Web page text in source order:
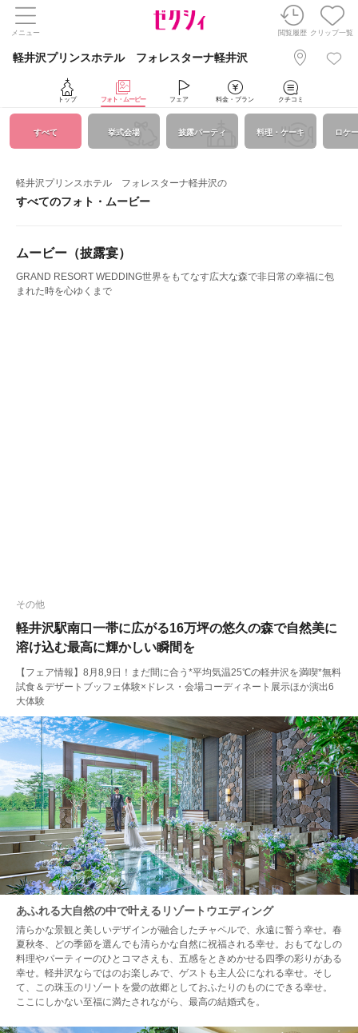
メニュー 閲覧履歴 クリップ一覧
軽井沢プリンスホテル フォレスターナ軽井沢
トップ フォト・ムービー フェア 料金・プラン クチコミ
すべて 挙式会場 披露パーティ 料理・ケーキ ロケ
軽井沢プリンスホテル フォレスターナ軽井沢の
すべてのフォト・ムービー
ムービー（披露宴）
GRAND RESORT WEDDING世界をもてなす広大な森で非日常の幸福に包
まれた時を心ゆくまで
軽井沢駅南口一帯に広がる16万坪の悠久の森で自然美に
溶け込む最高に輝かしい瞬間を
【フェア情報】8月8,9日！まだ間に合う*平均気温25℃の軽井沢を満喫*無料
試食＆デザートブッフェ体験×ドレス・会場コーディネート展示ほか演出6
大体験
その他
あふれる大自然の中で叶えるリゾートウエディング
清らかな景観と美しいデザインが融合したチャペルで、永遠に誓う幸せ。春
夏秋冬、どの季節を選んでも清らかな自然に祝福される幸せ。おもてなしの
料理やパーティーのひとコマさえも、五感をときめかせる四季の彩りがある
幸せ。軽井沢ならではのお楽しみで、ゲストも主人公になれる幸せ。そし
て、この珠玉のリゾートを愛の故郷としておふたりのものにできる幸せ。
ここにしかない至福に満たされながら、最高の結婚式を。